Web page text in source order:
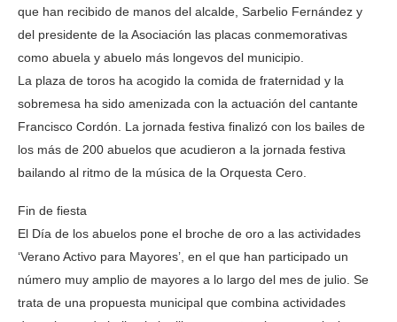
que han recibido de manos del alcalde, Sarbelio Fernández y
del presidente de la Asociación las placas conmemorativas
como abuela y abuelo más longevos del municipio.
La plaza de toros ha acogido la comida de fraternidad y la
sobremesa ha sido amenizada con la actuación del cantante
Francisco Cordón. La jornada festiva finalizó con los bailes de
los más de 200 abuelos que acudieron a la jornada festiva
bailando al ritmo de la música de la Orquesta Cero.
Fin de fiesta
El Día de los abuelos pone el broche de oro a las actividades
‘Verano Activo para Mayores’, en el que han participado un
número muy amplio de mayores a lo largo del mes de julio. Se
trata de una propuesta municipal que combina actividades